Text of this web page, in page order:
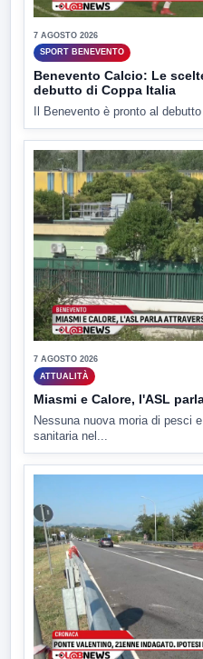
7 AGOSTO 2026
SPORT BENEVENTO
Benevento Calcio: Le
debutto di Coppa Italia
Il Benevento è pronto al
7 AGOSTO 2026
ATTUALITÀ
Miasmi e Calore, l'ASL
Nessuna nuova moria di pesci
sanitaria nel...